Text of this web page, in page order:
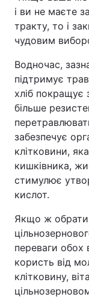
і ви не маєте
тракту, то і
чудовим
Водночас,
підтримує
хліб покращує
більше
забезпечує
клітковини,
кишківника,
стимулює
кислот.
Якщо ж обрати
переваги обох
користь від
клітковину,